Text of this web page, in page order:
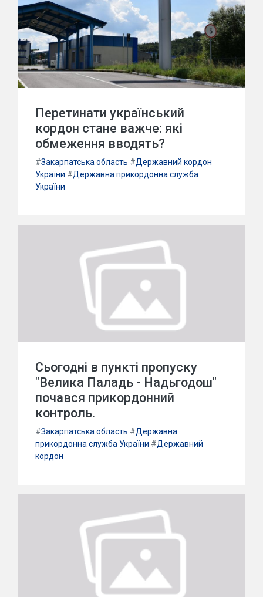
Перетинати український
кордон стане важче: які
обмеження вводять?
#Закарпатська область #Державний кордон
України #Державна прикордонна служба
України
Сьогодні в пункті пропуску
"Велика Паладь - Надьгодош"
почався прикордонний
контроль.
#Закарпатська область #Державна
прикордонна служба України #Державний
кордон